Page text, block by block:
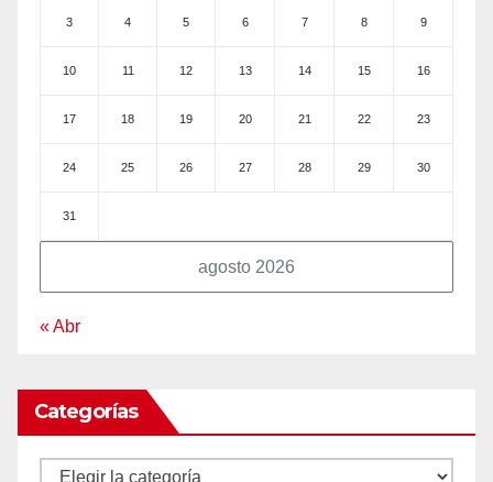
agosto 2026
3 4 5 6 7 8 9
10 11 12 13 14 15 16
17 18 19 20 21 22 23
24 25 26 27 28 29 30
31
« Abr
Categorías
Categorías